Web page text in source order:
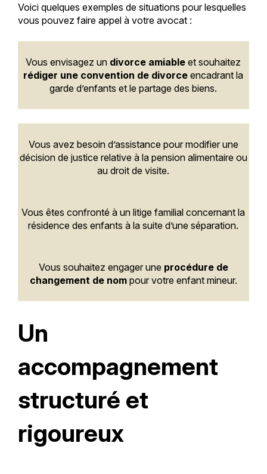
Voici quelques exemples de situations pour lesquelles
vous pouvez faire appel à votre avocat :
Vous envisagez un divorce amiable et souhaitez
rédiger une convention de divorce encadrant la
garde d’enfants et le partage des biens.
Vous avez besoin d’assistance pour modifier une
décision de justice relative à la pension alimentaire ou
au droit de visite.
Vous êtes confronté à un litige familial concernant la
résidence des enfants à la suite d’une séparation.
Vous souhaitez engager une procédure de
changement de nompour votre enfant mineur.
Un
accompagnement
structuré et
rigoureux